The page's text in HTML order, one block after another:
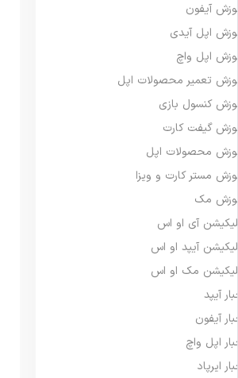
آموزش آیفون
آموزش اپل آیدی
آموزش اپل واچ
آموزش تعمیر محصولات اپل
آموزش کنسول بازی
آموزش گیفت کارت
آموزش محصولات اپل
آموزش مستر کارت و ویزا
آموزش مک
اپلیکیشن آی او اس
اپلیکیشن آیپد او اس
اپلیکیشن مک او اس
اخبار آیپد
اخبار آیفون
اخبار اپل واچ
اخبار ایرپاد